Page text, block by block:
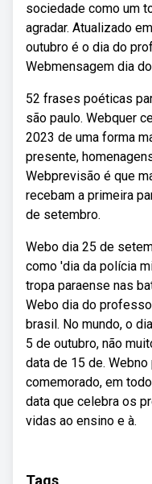
sociedade como um
agradar. Atualizado
outubro é o dia do
Webmensagem dia
52 frases poéticas
são paulo. Webquer
2023 de uma forma
presente,
Webprevisão é que
recebam a primeira
de setembro.
Webo dia 25 de
como 'dia da polícia
tropa paraense nas
Webo dia do
brasil. No mundo, o
5 de outubro, não
data de 15 de.
comemorado, em
data que celebra os
vidas ao ensino e à.
Tags